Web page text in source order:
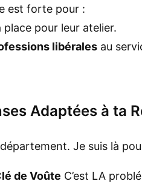
est forte pour :
place pour leur atelier.
libérales au
Adaptées à ta
Je suis là
de Voûte C’est LA